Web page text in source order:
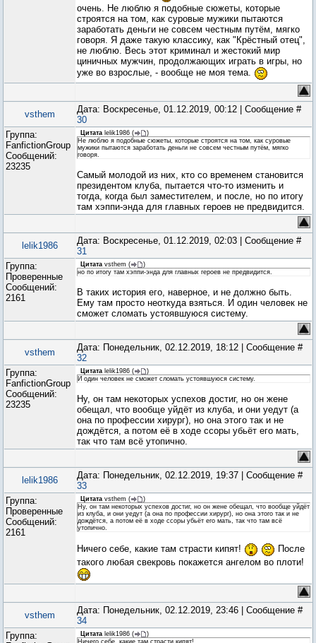
очень. Не люблю я подобные сюжеты, которые
строятся на том, как суровые мужики пытаются
заработать деньги не совсем честным путём, мягко
говоря. Я даже такую классику, как "Крёстный отец",
не люблю. Весь этот криминал и жестокий мир
циничных мужчин, продолжающих играть в игры, но
уже во взрослые, - вообще не моя тема.
vsthem
Дата: Воскресенье, 01.12.2019, 00:12 | Сообщение #
30
Группа:
FanfictionGroup
Сообщений:
23235
Цитата lelik1986 (
)
Не люблю я подобные сюжеты, которые строятся на том, как суровые
мужики пытаются заработать деньги не совсем честным путём, мягко
говоря.
Самый молодой из них, кто со временем становится
президентом клуба, пытается что-то изменить и
тогда, когда был заместителем, и после, но по итогу
там хэппи-энда для главных героев не предвидится.
lelik1986
Дата: Воскресенье, 01.12.2019, 02:03 | Сообщение #
31
Группа:
Проверенные
Сообщений:
2161
Цитата vsthem (
)
но по итогу там хэппи-энда для главных героев не предвидится.
В таких история его, наверное, и не должно быть.
Ему там просто неоткуда взяться. И один человек не
сможет сломать устоявшуюся систему.
vsthem
Дата: Понедельник, 02.12.2019, 18:12 | Сообщение #
32
Группа:
FanfictionGroup
Сообщений:
23235
Цитата lelik1986 (
)
И один человек не сможет сломать устоявшуюся систему.
Ну, он там некоторых успехов достиг, но он жене
обещал, что вообще уйдёт из клуба, и они уедут (а
она по профессии хирург), но она этого так и не
дождётся, а потом её в ходе ссоры убьёт его мать,
так что там всё утопично.
lelik1986
Дата: Понедельник, 02.12.2019, 19:37 | Сообщение #
33
Группа:
Проверенные
Сообщений:
2161
Цитата vsthem (
)
Ну, он там некоторых успехов достиг, но он жене обещал, что вообще уйдёт
из клуба, и они уедут (а она по профессии хирург), но она этого так и не
дождётся, а потом её в ходе ссоры убьёт его мать, так что там всё
утопично.
Ничего себе, какие там страсти кипят!
После
такого любая свекровь покажется ангелом во плоти!
vsthem
Дата: Понедельник, 02.12.2019, 23:46 | Сообщение #
34
Группа:
Цитата lelik1986 (
)